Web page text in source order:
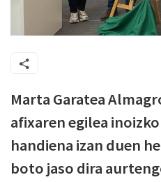
Marta Garatea
afixaren egilea
handiena izan duen
boto jaso dira